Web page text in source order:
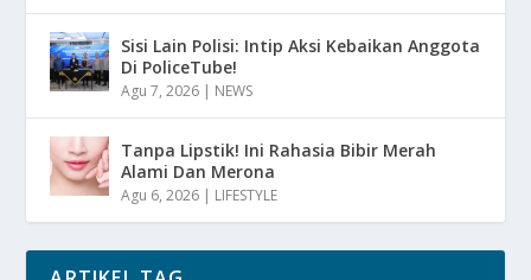
Sisi Lain Polisi: Intip Aksi Kebaikan Anggota
Di PoliceTube!
Agu 7, 2026 | NEWS
Tanpa Lipstik! Ini Rahasia Bibir Merah
Alami Dan Merona
Agu 6, 2026 | LIFESTYLE